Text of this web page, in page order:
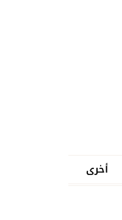
أخرى